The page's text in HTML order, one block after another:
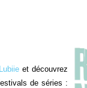
Lubiie et découvrez
de séries :